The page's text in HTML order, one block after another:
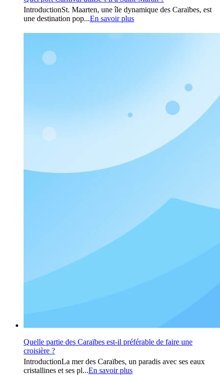
IntroductionSt. Maarten, une île dynamique des Caraïbes, est
une destination pop...En savoir plus
Quelle partie des Caraïbes est-il préférable de faire une
croisière ?
IntroductionLa mer des Caraïbes, un paradis avec ses eaux
cristallines et ses pl...En savoir plus